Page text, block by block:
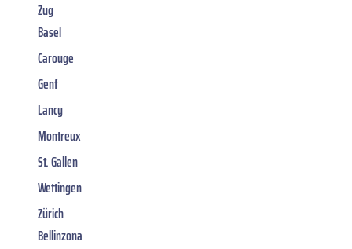
Zug
Basel
Carouge
Genf
Lancy
Montreux
St. Gallen
Wettingen
Zürich
Bellinzona